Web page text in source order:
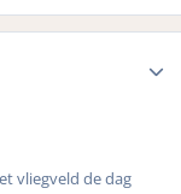
vliegveld de dag